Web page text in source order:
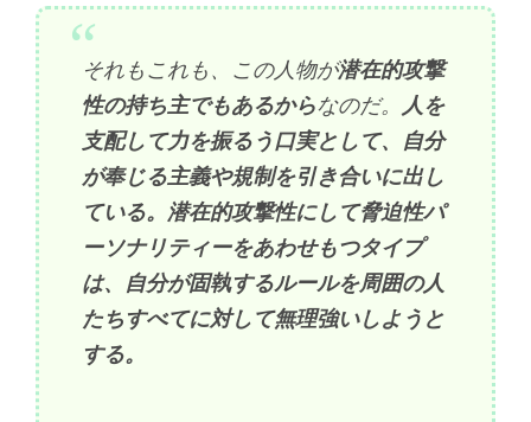
それもこれも、この人物が潜在的攻撃
性の持ち主でもあるからなのだ。 人を
支配して力を振るう口実として、自分
が奉じる主義や規制を引き合いに出し
ている。潜在的攻撃性にして脅迫性パ
ーソナリティーをあわせもつタイプ
は、自分が固執するルールを周囲の人
たちすべてに対して無理強いしようと
する。